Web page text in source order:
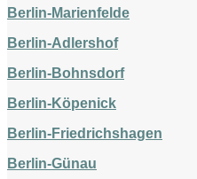
Berlin-Marienfelde
Berlin-Adlershof
Berlin-Bohnsdorf
Berlin-Köpenick
Berlin-Friedrichshagen
Berlin-Günau